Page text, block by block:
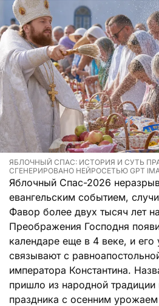
ЯБЛОЧНЫЙ СПАС: ИСТОРИЯ И СУТЬ
СГЕНЕРИРОВАНО НЕЙРОСЕТЬЮ GPT
Яблочный Спас-2026
евангельским событием,
Фавор более двух тысяч лет
Преображения Господня
календаре еще в 4 веке, и его
связывают с
императора Константина.
пришло из народной традиции
праздника с осенним